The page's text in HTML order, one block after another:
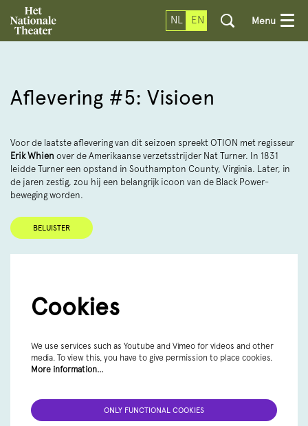
NL EN Menu
Aflevering #5: Visioen
Voor de laatste aflevering van dit seizoen spreekt OTION met regisseur
Erik Whien over de Amerikaanse verzetsstrijder Nat Turner. In 1831
leidde Turner een opstand in Southampton County, Virginia. Later, in
de jaren zestig, zou hij een belangrijk icoon van de Black Power-
beweging worden.
BELUISTER
Cookies
We use services such as Youtube and Vimeo for videos and other
media. To view this, you have to give permission to place cookies.
More information…
ONLY FUNCTIONAL COOKIES
Zoom
in